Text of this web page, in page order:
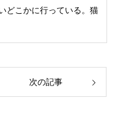
どこかに行っている。猫
次の記事